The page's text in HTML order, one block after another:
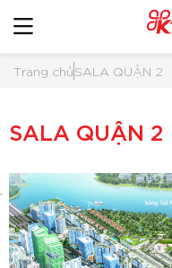
Trang chủSALA QUẬN 2
SALA QUẬN 2
2